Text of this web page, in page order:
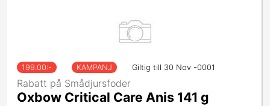
199.00:- KAMPANJ Giltig till 30 Nov -0001
Rabatt på Smådjursfoder
Oxbow Critical Care Anis 141 g